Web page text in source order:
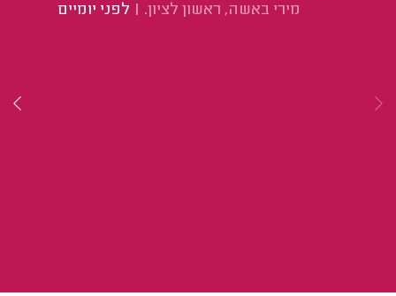
מירי באשה, ראשון לציון. | לפני יומיים